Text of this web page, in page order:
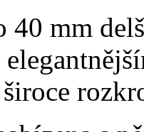
40 mm